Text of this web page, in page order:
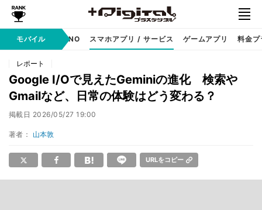
モバイル
携帯キャリア MVNO スマホアプリ / サービス ゲームアプリ 料金プ
レポート
Google I/Oで見えたGeminiの進化 検索や
Gmailなど、日常の体験はどう変わる？
掲載日 2026/05/27 19:00
著者： 山本敦
URLをコピー